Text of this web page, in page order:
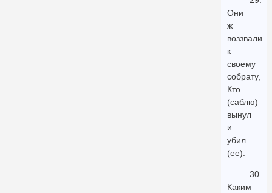
Они
ж
воззвали
к
своему
собрату,
Кто
(саблю)
вынул
и
убил
(ее).
30.
Каким